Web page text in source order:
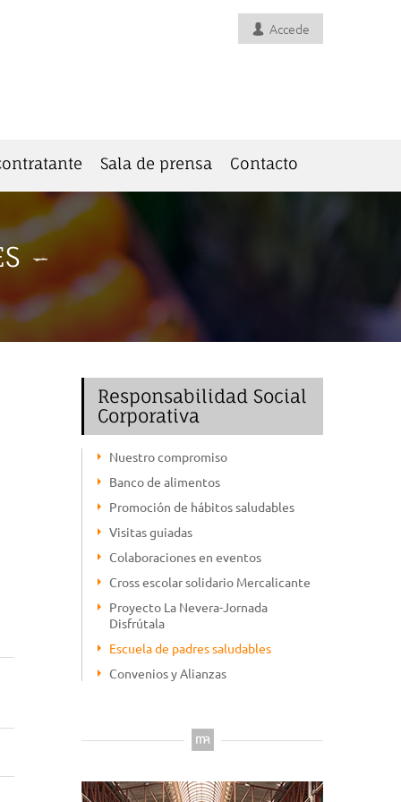
Accede
Sala de prensa Contacto
Responsabilidad Social
Corporativa
Nuestro compromiso
Banco de alimentos
Promoción de hábitos saludables
Visitas guiadas
Colaboraciones en eventos
Cross escolar solidario Mercalicante
Proyecto La Nevera-Jornada
Disfrútala
Escuela de padres saludables
Convenios y Alianzas